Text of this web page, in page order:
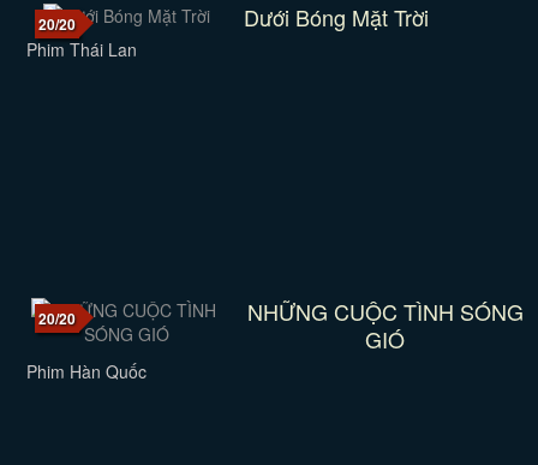
20/20 Dưới Bóng Mặt Trời
Phim Thái Lan
20/20
NHỮNG CUỘC TÌNH SÓNG
GIÓ
Phim Hàn Quốc